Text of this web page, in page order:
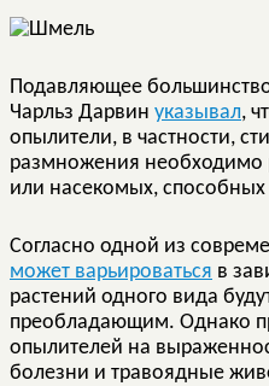
Подавляющее
Чарльз Дарвин указывал,
опылители, в частности,
размножения необходимо
или насекомых, способных
Согласно одной из
может варьироваться в
растений одного вида
преобладающим. Однако
опылителей на
болезни и травоядные